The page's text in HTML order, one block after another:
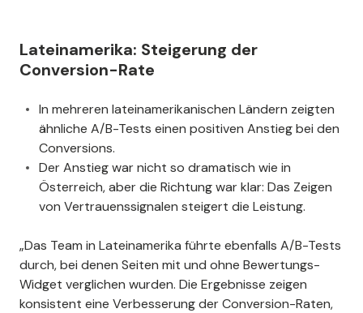
Lateinamerika: Steigerung der
Conversion-Rate
In mehreren lateinamerikanischen Ländern zeigten
ähnliche A/B-Tests einen positiven Anstieg bei den
Conversions.
Der Anstieg war nicht so dramatisch wie in
Österreich, aber die Richtung war klar: Das Zeigen
von Vertrauenssignalen steigert die Leistung.
„Das Team in Lateinamerika führte ebenfalls A/B-Tests
durch, bei denen Seiten mit und ohne Bewertungs-
Widget verglichen wurden. Die Ergebnisse zeigen
konsistent eine Verbesserung der Conversion-Raten,